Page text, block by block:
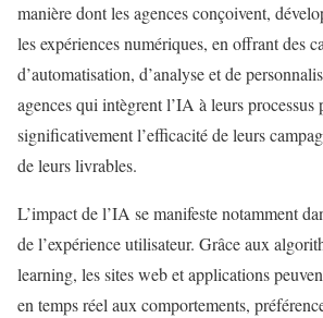
manière dont les agences conçoivent,
les expériences numériques, en offrant des
d’automatisation, d’analyse et de
agences qui intègrent l’IA à leurs processus
significativement l’efficacité de leurs
de leurs livrables.
L’impact de l’IA se manifeste notamment
de l’expérience utilisateur. Grâce aux
learning, les sites web et applications
en temps réel aux comportements,